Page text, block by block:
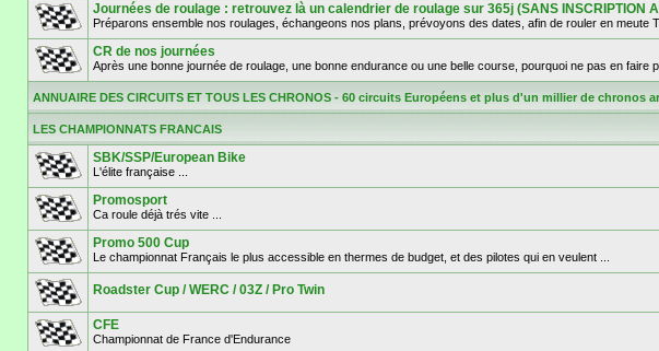
Journées de roulage : retrouvez là un calendrier de roulage sur 365j (SANS INSCRIPTION
Préparons ensemble nos roulages, échangeons nos plans, prévoyons des dates, afin de rouler en meute
CR de nos journées
Après une bonne journée de roulage, une bonne endurance ou une belle course, pourquoi ne pas en faire
ANNUAIRE DES CIRCUITS ET TOUS LES CHRONOS - 60 circuits Européens et plus d'un millier de chronos
LES CHAMPIONNATS FRANCAIS
SBK/SSP/European Bike
L'élite française ...
Promosport
Ca roule déjà trés vite ...
Promo 500 Cup
Le championnat Français le plus accessible en thermes de budget, et des pilotes qui en veulent ...
Roadster Cup / WERC / 03Z / Pro Twin
CFE
Championnat de France d'Endurance